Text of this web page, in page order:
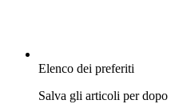
Elenco dei preferiti
Salva gli articoli per dopo